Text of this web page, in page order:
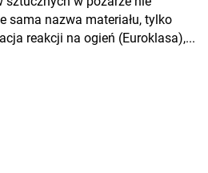
sama nazwa materiału, tylko
reakcji na ogień (Euroklasa),...